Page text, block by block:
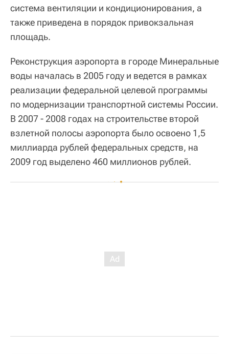
система вентиляции и кондиционирования, а
также приведена в порядок привокзальная
площадь.
Реконструкция аэропорта в городе Минеральные
воды началась в 2005 году и ведется в рамках
реализации федеральной целевой программы
по модернизации транспортной системы России.
В 2007 - 2008 годах на строительстве второй
взлетной полосы аэропорта было освоено 1,5
миллиарда рублей федеральных средств, на
2009 год выделено 460 миллионов рублей.